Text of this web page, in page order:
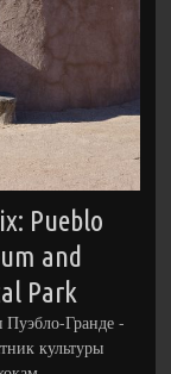
Pueblo
and
Park
Гранде -
культуры